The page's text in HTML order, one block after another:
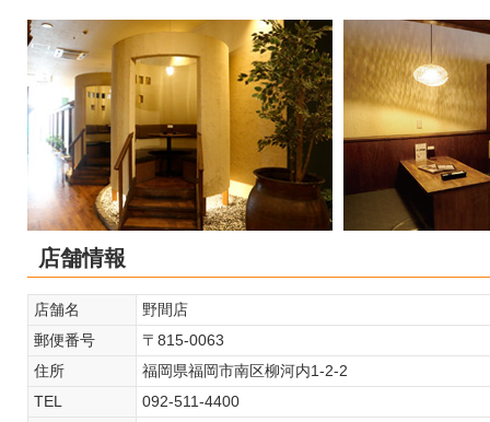
店舗情報
店舗名
野間店
郵便番号
〒815-0063
住所
福岡県福岡市南区柳河内1-2-2
TEL
092-511-4400